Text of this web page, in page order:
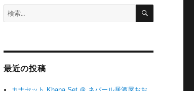
検
索:
検
最近の投稿